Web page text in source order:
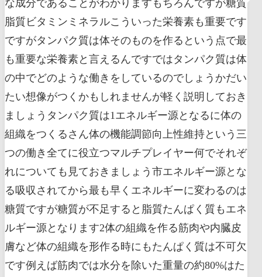
な成分であることがわかりますもちろんですが糖質
脂質ビタミンミネラルこういった栄養素も重要です
ですがタンパク質は体そのものを作るという点で最
も重要な栄養素と言えるんですではタンパク質は体
の中でどのような働きをしているのでしょうかだい
たい想像がつくかもしれませんが軽く説明しておき
ましょうタンパク質は1エネルギー源となるに体の
組織をつくるさん体の機能調節向上性維持という三
つの働き全てに役立つマルチプレイヤー何でそれぞ
れについても見ておきましょう市エネルギー源とな
る吸収されてから最も早くエネルギーに変わるのは
糖質ですが糖質が不足すると脂質たんぱく質もエネ
ルギー源となります2体の組織を作る筋肉や内臓皮
膚など体の組織を形作る時にもたんぱく質は不可欠
です例えば筋肉では水分を除いた重量の約80%はた